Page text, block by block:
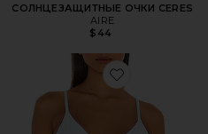
СОЛНЦЕЗАЩИТНЫЕ ОЧКИ CERES
AIRE
$44
Favorite ПОЯС